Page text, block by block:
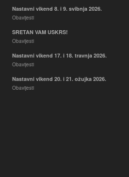
Nastavni vikend 8. i 9. svibnja 2026.
Obavijesti
SRETAN VAM USKRS!
Obavijesti
Nastavni vikend 17. i 18. travnja 2026.
Obavijesti
Nastavni vikend 20. i 21. ožujka 2026.
Obavijesti